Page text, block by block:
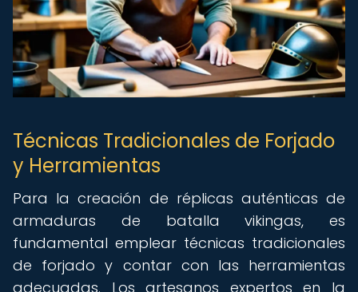
Técnicas Tradicionales de Forjado
y Herramientas
Para la creación de réplicas auténticas de
armaduras de batalla vikingas, es
fundamental emplear técnicas tradicionales
de forjado y contar con las herramientas
adecuadas. Los artesanos expertos en la